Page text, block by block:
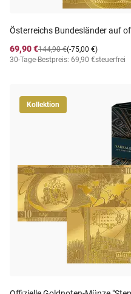
Österreichs Bundesländer auf
69,90 €
(-75,00 €)
144,90 €
30-Tage-Bestpreis: 69,90 €steuerfrei
Kollektion